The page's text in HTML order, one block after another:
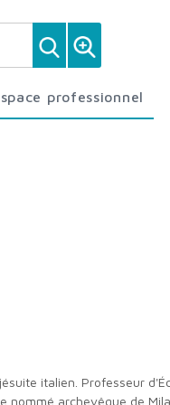
Espace professionnel
archevêque de